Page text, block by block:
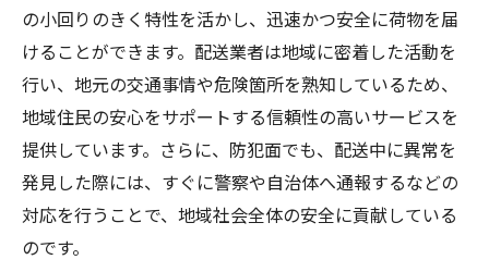
の小回りのきく特性を活かし、迅速かつ安全に荷物を届
けることができます。配送業者は地域に密着した活動を
行い、地元の交通事情や危険箇所を熟知しているため、
地域住民の安心をサポートする信頼性の高いサービスを
提供しています。さらに、防犯面でも、配送中に異常を
発見した際には、すぐに警察や自治体へ通報するなどの
対応を行うことで、地域社会全体の安全に貢献している
のです。